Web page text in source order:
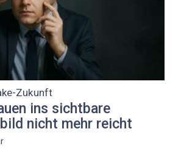
Zukunft
ins sichtbare
nicht mehr reicht